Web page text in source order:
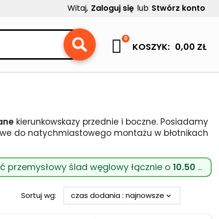
Witaj, Zaloguj się lub Stwórz konto
KOSZYK
0
0,00 ZŁ
kierunkowskazy przednie i boczne. Posiadamy
do natychmiastowego montażu w błotnikach
przemysłowy ślad węglowy łącznie o 10.50 kg CO
Sortuj wg: czas dodania : najnowsze 